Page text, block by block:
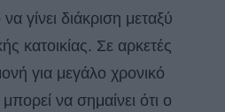
γίνει διάκριση μεταξύ
κατοικίας. Σε αρκετές
για μεγάλο χρονικό
να σημαίνει ότι ο